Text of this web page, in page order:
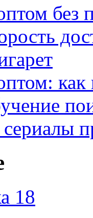
без
сериалы
18